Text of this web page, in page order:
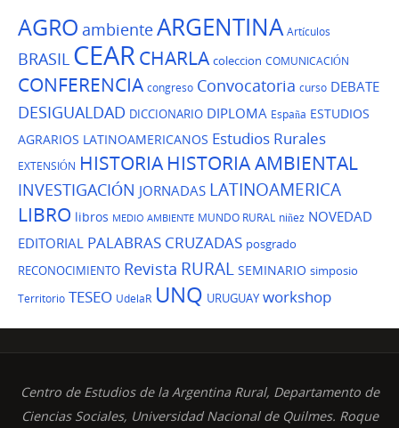
AGRO ambienteARGENTINA Artículos
BRASIL CEARCHARLA coleccion COMUNICACIÓN
CONFERENCIA congreso Convocatoria curso DEBATE
DESIGUALDAD DICCIONARIO DIPLOMA España ESTUDIOS
AGRARIOS LATINOAMERICANOS Estudios Rurales
EXTENSIÓN HISTORIA HISTORIA AMBIENTAL
INVESTIGACIÓN JORNADAS LATINOAMERICA
LIBRO libros MEDIO AMBIENTE MUNDO RURAL niñez NOVEDAD
EDITORIAL PALABRAS CRUZADAS posgrado
RECONOCIMIENTO Revista RURAL SEMINARIO simposio
Territorio TESEO UdelaR UNQ URUGUAY workshop
Centro de Estudios de la Argentina Rural, Departamento de
Ciencias Sociales, Universidad Nacional de Quilmes. Roque